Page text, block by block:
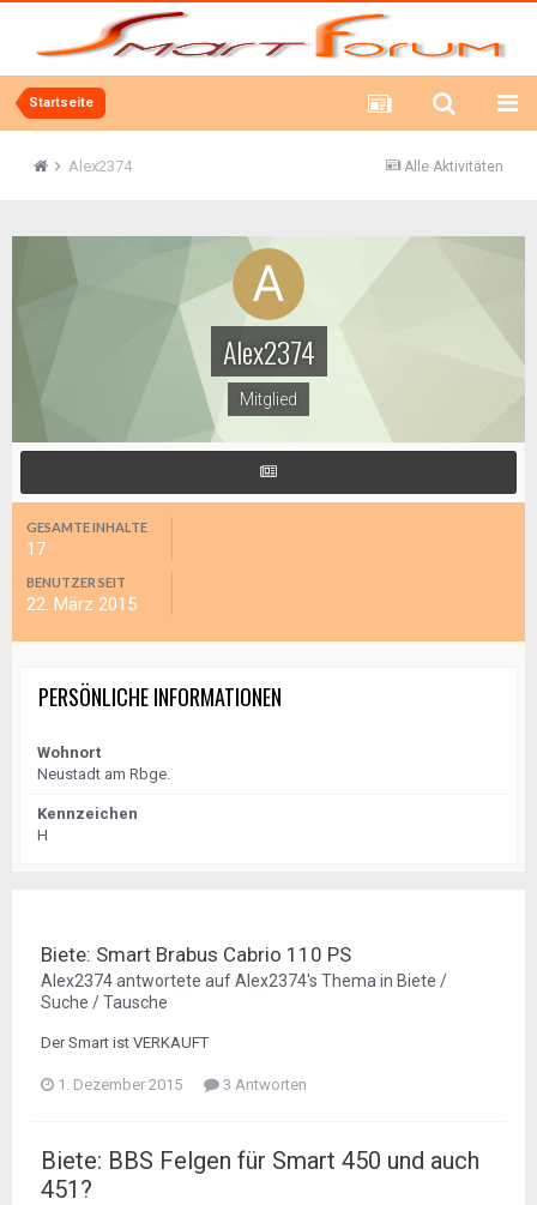
Startseite
Alle Aktivitäten
Alex2374
Alex2374
Mitglied
GESAMTE INHALTE
17
BENUTZER SEIT
22. März 2015
PERSÖNLICHE INFORMATIONEN
Wohnort
Neustadt am Rbge.
Kennzeichen
H
Biete: Smart Brabus Cabrio 110 PS
Alex2374antwortete aufAlex2374's Thema in Biete /
Suche / Tausche
Der Smart ist VERKAUFT
1. Dezember 2015 3 Antworten
Biete: BBS Felgen für Smart 450 und auch
451?